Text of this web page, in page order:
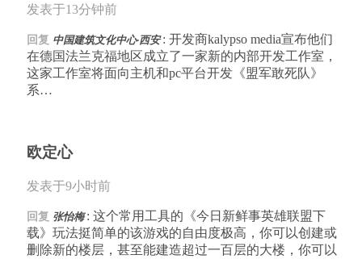
发表于13分钟前
回复 中国建筑文化中心·西安: 开发商kalypso media宣布他们
在德国法兰克福地区成立了一家新的内部开发工作室，
这家工作室将面向主机和pc平台开发《盟军敢死队》
系…
欧定心
发表于9小时前
回复 张怡梅: 这个常用工具的《今日新鲜事英雄联盟下
载》玩法挺简单的该游戏的自由度极高，你可以创建或
删除新的楼层，甚至能建造超过一百层的大楼，你可以